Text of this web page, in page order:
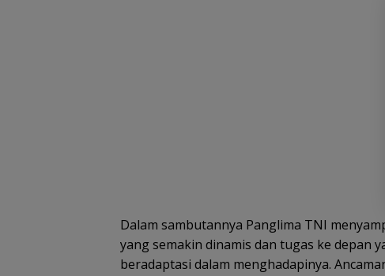
Dalam sambutannya Panglima TNI
yang semakin dinamis dan tugas ke depan
beradaptasi dalam menghadapinya.